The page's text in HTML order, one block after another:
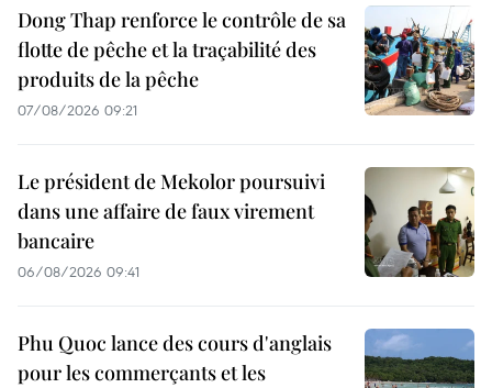
Dong Thap renforce le contrôle de sa
flotte de pêche et la traçabilité des
produits de la pêche
07/08/2026 09:21
Le président de Mekolor poursuivi
dans une affaire de faux virement
bancaire
06/08/2026 09:41
Phu Quoc lance des cours d'anglais
pour les commerçants et les